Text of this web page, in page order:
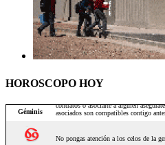
HOROSCOPO HOY